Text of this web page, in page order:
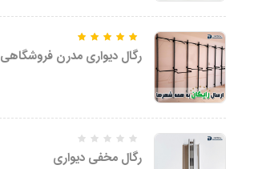
امتیاز 5.00از 5
رگال دیواری مدرن فروشگاهی
رگال مخفی دیواری